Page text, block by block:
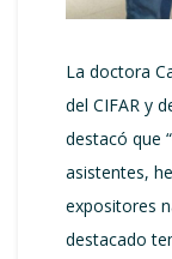
La doctora
del CIFAR y
destacó que
asistentes,
expositores
destacado